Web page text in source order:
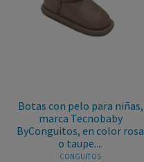
Botas con pelo para niñas,
marca Tecnobaby
ByConguitos, en color rosa
o taupe....
CONGUITOS